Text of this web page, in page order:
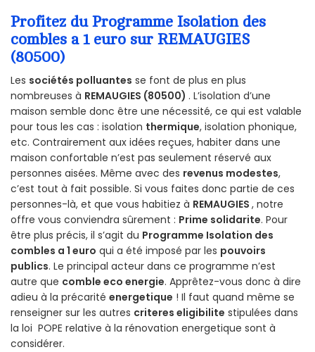
Profitez du Programme Isolation des
combles a 1 euro sur REMAUGIES
(80500)
Les sociétés polluantes se font de plus en plus
nombreuses à REMAUGIES (80500) . L’isolation d’une
maison semble donc être une nécessité, ce qui est valable
pour tous les cas : isolation thermique, isolation phonique,
etc. Contrairement aux idées reçues, habiter dans une
maison confortable n’est pas seulement réservé aux
personnes aisées. Même avec des revenus modestes,
c’est tout à fait possible. Si vous faites donc partie de ces
personnes-là, et que vous habitiez à REMAUGIES , notre
offre vous conviendra sûrement : Prime solidarite. Pour
être plus précis, il s’agit du Programme Isolation des
combles a 1 euro qui a été imposé par les pouvoirs
publics. Le principal acteur dans ce programme n’est
autre que comble eco energie. Apprêtez-vous donc à dire
adieu à la précarité energetique ! Il faut quand même se
renseigner sur les autres criteres eligibilite stipulées dans
la loi POPE relative à la rénovation energetique sont à
considérer.